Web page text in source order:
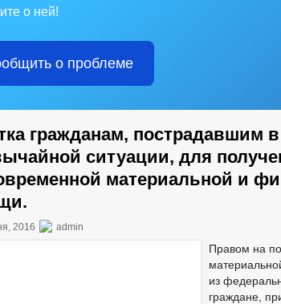
о ней!
о проблеме
гражданам, пострадавшим в
ситуации, для
материальной и
2016 admin
Правом на
из
граждане,